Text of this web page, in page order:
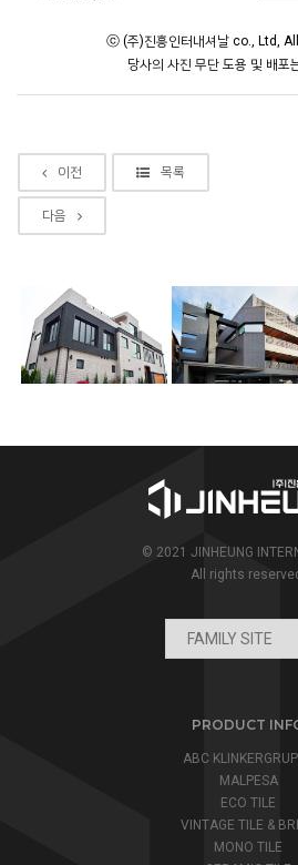
ⓒ (주)진흥인터내셔날 co., Ltd,
당사의 사진 무단 도용 및 배포
이전 목록
다음
© 2021 JINHEUNG
All rights
PRODUCT
ABC
MALPESA
ECO TILE
VINTAGE TILE &
MONO TILE